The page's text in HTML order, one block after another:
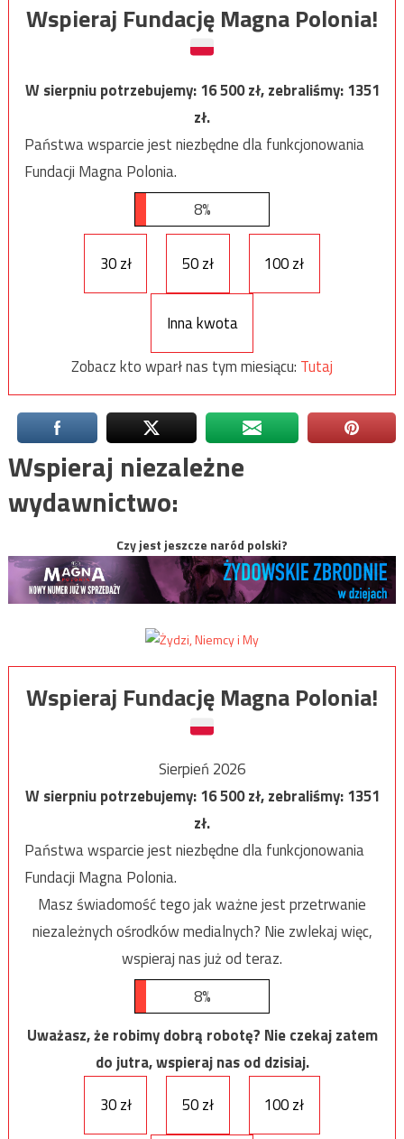
Wspieraj Fundację Magna Polonia!
W sierpniu potrzebujemy:16 500zł, zebraliśmy:1351
zł.
Państwa wsparcie jest niezbędne dla funkcjonowania
Fundacji Magna Polonia.
8%
30 zł 50 zł 100 zł
Inna kwota
Zobacz kto wparł nas tym miesiącu: Tutaj
Wspieraj niezależne
wydawnictwo:
Czy jest jeszcze naród polski?
Wspieraj Fundację Magna Polonia!
Sierpień 2026
W sierpniu potrzebujemy:16 500zł, zebraliśmy:1351
zł.
Państwa wsparcie jest niezbędne dla funkcjonowania
Fundacji Magna Polonia.
Masz świadomość tego jak ważne jest przetrwanie
niezależnych ośrodków medialnych? Nie zwlekaj więc,
wspieraj nas już od teraz.
8%
Uważasz, że robimy dobrą robotę? Nie czekaj zatem
do jutra, wspieraj nas od dzisiaj.
30 zł
50 zł 100 zł